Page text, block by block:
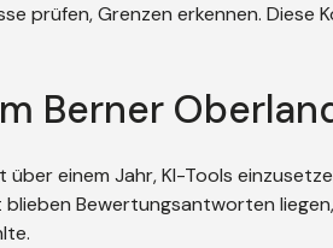
prüfen, Grenzen erkennen. Diese
Berner
einem Jahr, KI-Tools
Bewertungsantworten